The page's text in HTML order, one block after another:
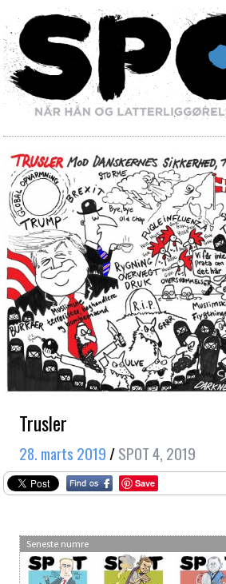
Trusler
28. marts 2019 /SPOT 4, 2019
Save
Seneste numre